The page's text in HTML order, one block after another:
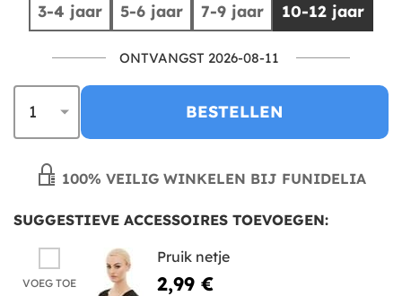
3-4 jaar 5-6 jaar 7-9 jaar 10-12 jaar
ONTVANGST 2026-08-11
BESTELLEN
100% VEILIG WINKELEN BIJ FUNIDELIA
SUGGESTIEVE ACCESSOIRES TOEVOEGEN:
VOEG TOE
Pruik netje
2,99 €